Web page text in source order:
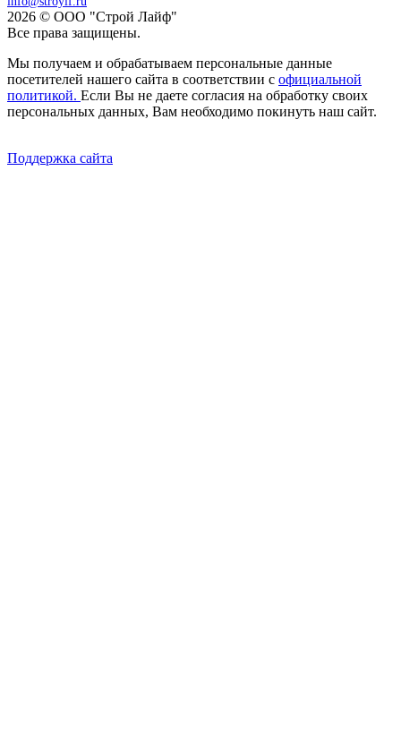
2026 © ООО "Строй Лайф"
Все права защищены.
Мы получаем и обрабатываем персональные данные
посетителей нашего сайта в соответствии с официальной
политикой. Если Вы не даете согласия на обработку своих
персональных данных, Вам необходимо покинуть наш сайт.
Поддержка сайта